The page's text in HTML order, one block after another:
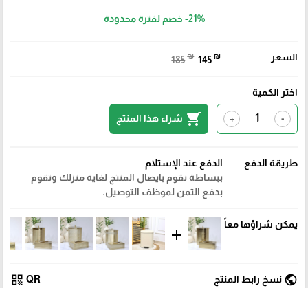
-21% خصم لفترة محدودة
السعر 185 ₪ 145 ₪
اختر الكمية
-
+
shopping_cart شراء هذا المنتج
طريقة الدفع
الدفع عند الإستلام
ببساطة نقوم بايصال المنتج لغاية منزلك وتقوم
بدفع الثمن لموظف التوصيل.
يمكن شراؤها معاً
add
public نسخ رابط المنتج QR
qr_code